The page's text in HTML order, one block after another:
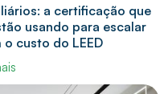
a certificação que
usando para escalar
custo do LEED